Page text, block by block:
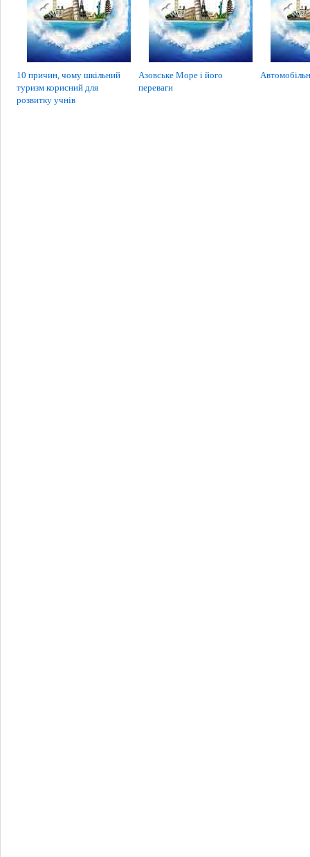
10 причин, чому шкільний
туризм корисний для
розвитку учнів
Азовське Море і його
переваги